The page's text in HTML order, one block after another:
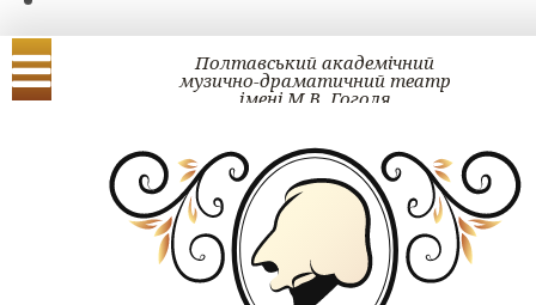
Полтавський академічний
музично-драматичний театр
імені М.В. Гоголя
ЗМІ про нас